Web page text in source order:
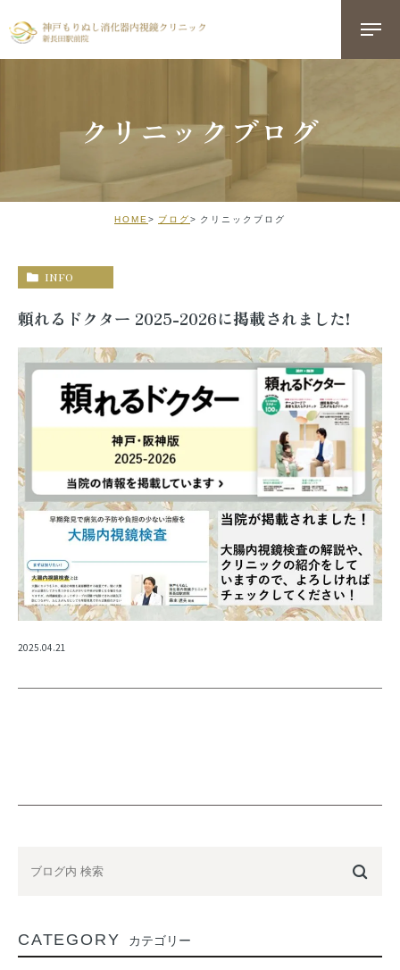
クリニックブログ
HOME ブログ クリニックブログ
INFO
頼れるドクター 2025-2026に掲載されました!
2025.04.21
CATEGORY カテゴリー